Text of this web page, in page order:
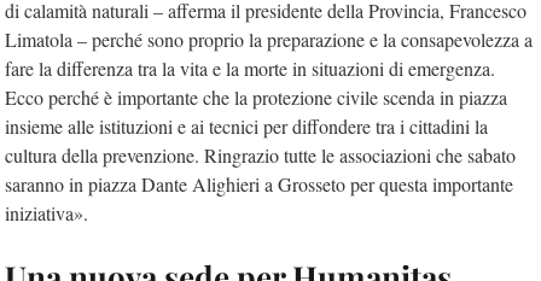
di calamità naturali – afferma il presidente della Provincia, Francesco
Limatola – perché sono proprio la preparazione e la consapevolezza a
fare la differenza tra la vita e la morte in situazioni di emergenza.
Ecco perché è importante che la protezione civile scenda in piazza
insieme alle istituzioni e ai tecnici per diffondere tra i cittadini la
cultura della prevenzione. Ringrazio tutte le associazioni che sabato
saranno in piazza Dante Alighieri a Grosseto per questa importante
iniziativa».